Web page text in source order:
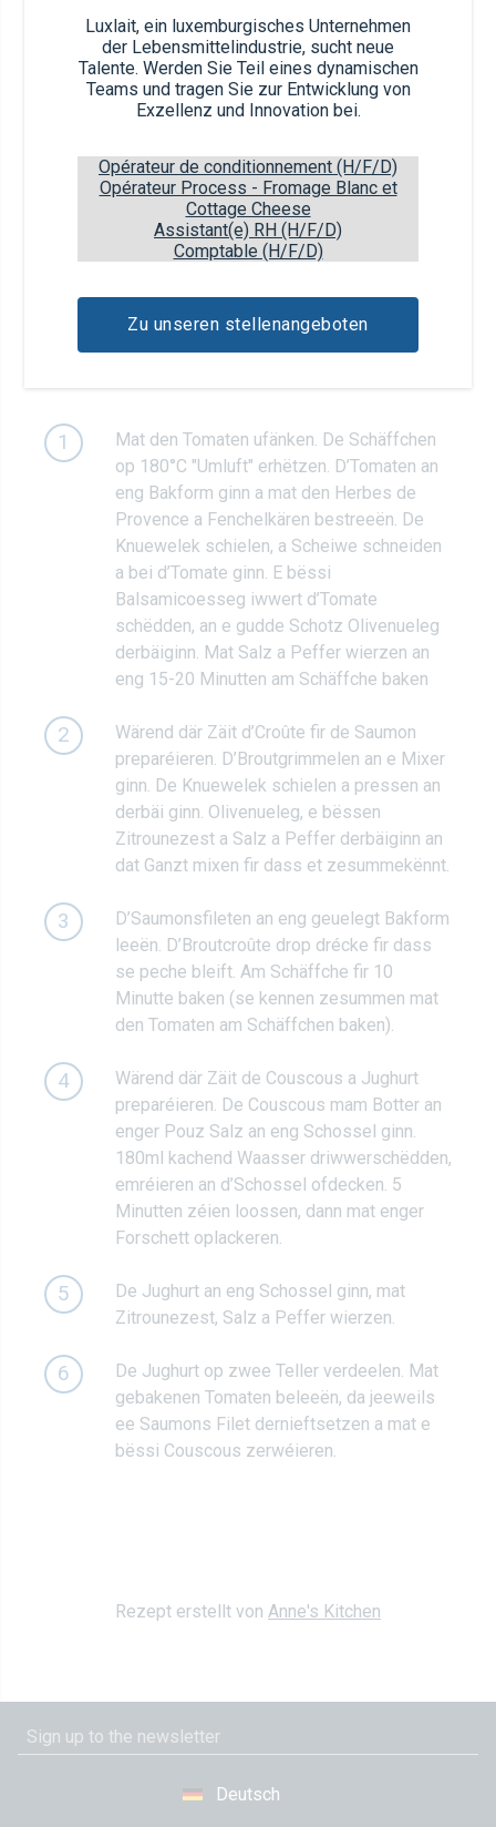
Luxlait, ein luxemburgisches Unternehmen
der Lebensmittelindustrie, sucht neue
Talente. Werden Sie Teil eines dynamischen
Teams und tragen Sie zur Entwicklung von
Exzellenz und Innovation bei.
Opérateur de conditionnement (H/F/D)
Opérateur Process - Fromage Blanc et
Cottage Cheese
Assistant(e) RH (H/F/D)
Comptable (H/F/D)
Zu unseren stellenangeboten
Provence
Kaffisläffel Fenchelkären
Olivenueleg
Zitrounenzest
Salz & Peffer
1
Mat den Tomaten ufänken. De Schäffchen
op 180°C "Umluft" erhëtzen. D’Tomaten an
eng Bakform ginn a mat den Herbes de
Provence a Fenchelkären bestreeën. De
Knuewelek schielen, a Scheiwe schneiden
a bei d’Tomate ginn. E bëssi
Balsamicoesseg iwwert d’Tomate
schëdden, an e gudde Schotz Olivenueleg
derbäiginn. Mat Salz a Peffer wierzen an
eng 15-20 Minutten am Schäffche baken
2
Wärend där Zäit d’Croûte fir de Saumon
preparéieren. D’Broutgrimmelen an e Mixer
ginn. De Knuewelek schielen a pressen an
derbäi ginn. Olivenueleg, e bëssen
Zitrounezest a Salz a Peffer derbäiginn an
dat Ganzt mixen fir dass et zesummekënnt.
3
D’Saumonsfileten an eng geuelegt Bakform
leeën. D’Broutcroûte drop drécke fir dass
se peche bleift. Am Schäffche fir 10
Minutte baken (se kennen zesummen mat
den Tomaten am Schäffchen baken).
4
Wärend där Zäit de Couscous a Jughurt
preparéieren. De Couscous mam Botter an
enger Pouz Salz an eng Schossel ginn.
180ml kachend Waasser driwwerschëdden,
emréieren an d’Schossel ofdecken. 5
Minutten zéien loossen, dann mat enger
Forschett oplackeren.
5
De Jughurt an eng Schossel ginn, mat
Zitrounezest, Salz a Peffer wierzen.
6
De Jughurt op zwee Teller verdeelen. Mat
gebakenen Tomaten beleeën, da jeeweils
ee Saumons Filet dernieftsetzen a mat e
bëssi Couscous zerwéieren.
Rezept erstellt von Anne's Kitchen
Deutsch